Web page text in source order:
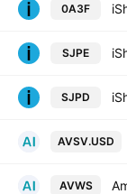
0A3F
SJPE
SJPD
AVSV.USD
AVWS